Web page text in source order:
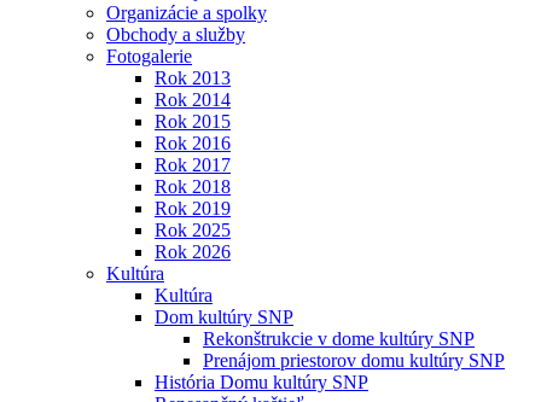
Organizácie a spolky
Obchody a služby
Fotogalerie
Rok 2013
Rok 2014
Rok 2015
Rok 2016
Rok 2017
Rok 2018
Rok 2019
Rok 2025
Rok 2026
Kultúra
Kultúra
Dom kultúry SNP
Rekonštrukcie v dome kultúry SNP
Prenájom priestorov domu kultúry SNP
História Domu kultúry SNP